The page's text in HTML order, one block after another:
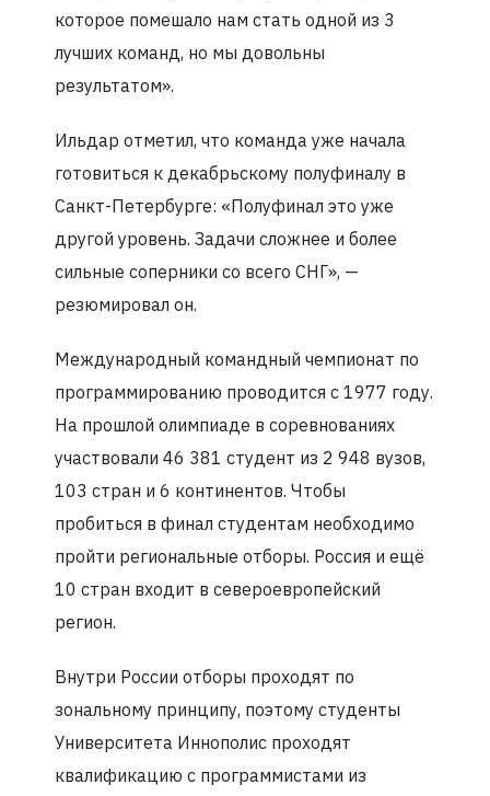
которое помешало нам стать одной из 3
лучших команд, но мы довольны
результатом».
Ильдар отметил, что команда уже начала
готовиться к декабрьскому полуфиналу в
Санкт-Петербурге: «Полуфинал это уже
другой уровень. Задачи сложнее и более
сильные соперники со всего СНГ», —
резюмировал он.
Международный командный чемпионат по
программированию проводится с 1977 году.
На прошлой олимпиаде в соревнованиях
участвовали 46 381 студент из 2 948 вузов,
103 стран и 6 континентов. Чтобы
пробиться в финал студентам необходимо
пройти региональные отборы. Россия и ещё
10 стран входит в североевропейский
регион.
Внутри России отборы проходят по
зональному принципу, поэтому студенты
Университета Иннополис проходят
квалификацию с программистами из